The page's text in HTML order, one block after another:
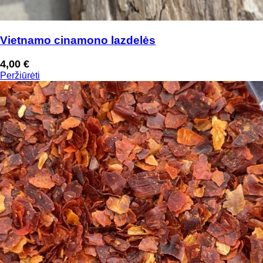
Vietnamo cinamono lazdelės
4,00 €
Peržiūrėti